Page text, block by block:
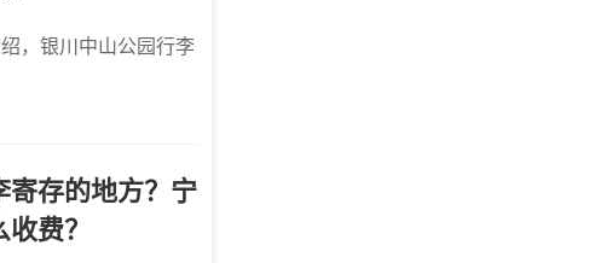
，银川中山公园行李
寄存的地方？宁
费？